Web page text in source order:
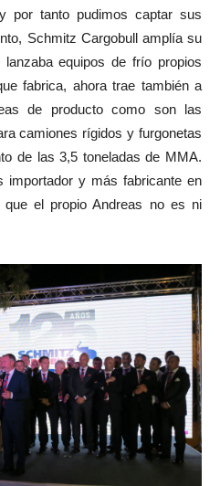
por tanto pudimos captar sus
Schmitz Cargobull amplía su
equipos de frío propios
fabrica, ahora trae también a
de producto como son las
camiones rígidos y furgonetas
de las 3,5 toneladas de MMA.
importador y más fabricante en
el propio Andreas no es ni